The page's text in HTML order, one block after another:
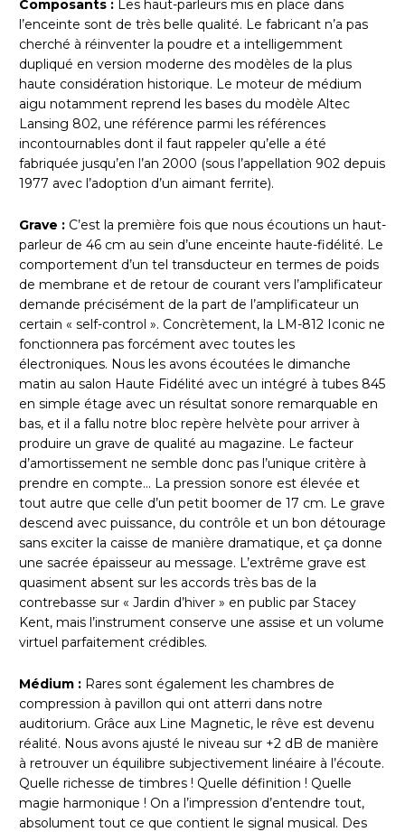
Composants : Les haut-parleurs mis en place dans
l’enceinte sont de très belle qualité. Le fabricant n’a pas
cherché à réinventer la poudre et a intelligemment
dupliqué en version moderne des modèles de la plus
haute considération historique. Le moteur de médium
aigu notamment reprend les bases du modèle Altec
Lansing 802, une référence parmi les références
incontournables dont il faut rappeler qu’elle a été
fabriquée jusqu’en l’an 2000 (sous l’appellation 902 depuis
1977 avec l’adoption d’un aimant ferrite).
Grave : C’est la première fois que nous écoutions un haut-
parleur de 46 cm au sein d’une enceinte haute-fidélité. Le
comportement d’un tel transducteur en termes de poids
de membrane et de retour de courant vers l’amplificateur
demande précisément de la part de l’amplificateur un
certain « self-control ». Concrètement, la LM-812 Iconic ne
fonctionnera pas forcément avec toutes les
électroniques. Nous les avons écoutées le dimanche
matin au salon Haute Fidélité avec un intégré à tubes 845
en simple étage avec un résultat sonore remarquable en
bas, et il a fallu notre bloc repère helvète pour arriver à
produire un grave de qualité au magazine. Le facteur
d’amortissement ne semble donc pas l’unique critère à
prendre en compte… La pression sonore est élevée et
tout autre que celle d’un petit boomer de 17 cm. Le grave
descend avec puissance, du contrôle et un bon détourage
sans exciter la caisse de manière dramatique, et ça donne
une sacrée épaisseur au message. L’extrême grave est
quasiment absent sur les accords très bas de la
contrebasse sur « Jardin d’hiver » en public par Stacey
Kent, mais l’instrument conserve une assise et un volume
virtuel parfaitement crédibles.
Médium : Rares sont également les chambres de
compression à pavillon qui ont atterri dans notre
auditorium. Grâce aux Line Magnetic, le rêve est devenu
réalité. Nous avons ajusté le niveau sur +2 dB de manière
à retrouver un équilibre subjectivement linéaire à l’écoute.
Quelle richesse de timbres ! Quelle définition ! Quelle
magie harmonique ! On a l’impression d’entendre tout,
absolument tout ce que contient le signal musical. Des